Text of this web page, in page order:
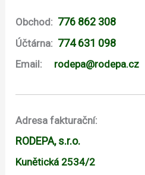
Obchod: 776 862 308
Účtárna: 774 631 098
Email: rodepa@rodepa.cz
Adresa fakturační:
RODEPA, s.r.o.
Kunětická 2534/2